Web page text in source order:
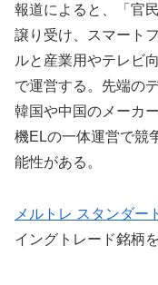
報道によると、「官
譲り受け、スマート
ルと産業用やテレビ
で運営する。先端の
韓国や中国のメーカ
機ELの一体運営で競
能性がある。
メルトレ スタンダー
イングトレード銘柄